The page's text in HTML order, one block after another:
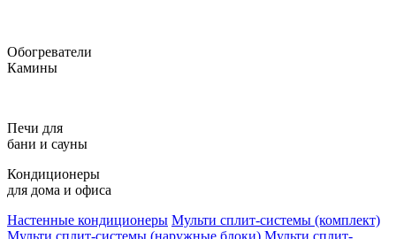
Обогреватели
Камины
Печи для
бани и сауны
Кондиционеры
для дома и офиса
Настенные кондиционеры Мульти сплит-системы (комплект)
Мульти сплит-системы (наружные блоки) Мульти сплит-